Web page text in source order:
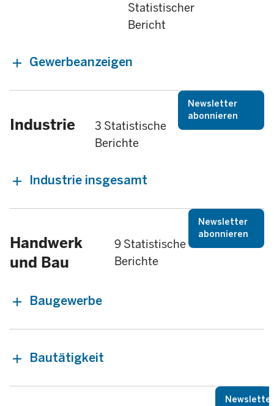
Statistischer
Bericht
Gewerbeanzeigen
Industrie
3 Statistische
Berichte
Newsletter
abonnieren
Industrie insgesamt
Handwerk
und Bau
9 Statistische
Berichte
Newsletter
abonnieren
Baugewerbe
Bautätigkeit
Newsletter